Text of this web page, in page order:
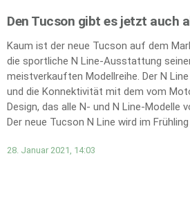
Den Tucson gibt es jetzt auch
Kaum ist der neue Tucson auf dem
die sportliche N Line-Ausstattung
meistverkauften Modellreihe. Der N
und die Konnektivität mit dem vom
Design, das alle N- und N Line-Modelle
Der neue Tucson N Line wird im
28. Januar 2021, 14:03